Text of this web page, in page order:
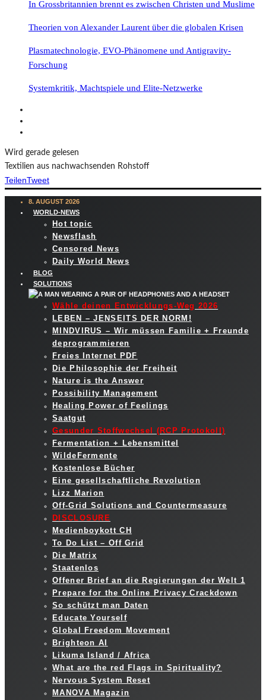
In Grossbritannien brennt es zwischen Christen und Muslime
Theorien von Alexander Laurent über die globalen Krisen
Plasmatechnologie, EVO-Phänomene und Antigravity-
Forschung
Systemkritik, Machtspiele und Elite-Netzwerke
Wird gerade gelesen
Textilien aus nachwachsenden Rohstoff
TeilenTweet
8. AUGUST 2026
WORLD-NEWS
Hot topic
Newsflash
Censored News
Daily World News
BLOG
SOLUTIONS
Wähle deinen Entwicklungs-Weg 2026
LEBEN – JENSEITS DER NORM!
MINDVIRUS – Wir müssen Familie + Freunde
deprogrammieren
Freies Internet PDF
Die Philosophie der Freiheit
Nature is the Answer
Possibility Management
Healing Power of Feelings
Saatgut
Gesunder Stoffwechsel (RCP Protokoll)
Fermentation + Lebensmittel
WildeFermente
Kostenlose Bücher
Eine gesellschaftliche Revolution
Lizz Marion
Off-Grid Solutions and Countermeasure
DISCLOSURE
Medienboykott CH
To Do List – Off Grid
Die Matrix
Staatenlos
Offener Brief an die Regierungen der Welt 1
Prepare for the Online Privacy Crackdown
So schützt man Daten
Educate Yourself
Global Freedom Movement
Brighteon AI
Likuma Island / Africa
What are the red Flags in Spirituality?
Nervous System Reset
MANOVA Magazin